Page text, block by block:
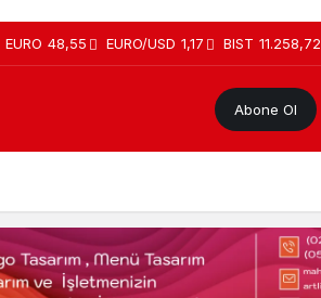
EURO 48,55 EURO/USD 1,17 BIST 11.258,72
Abone Ol